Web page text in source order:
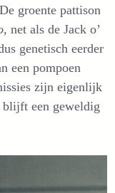
groente pattison
, net als de Jack o’
genetisch eerder
een pompoen
zijn eigenlijk
blijft een geweldig